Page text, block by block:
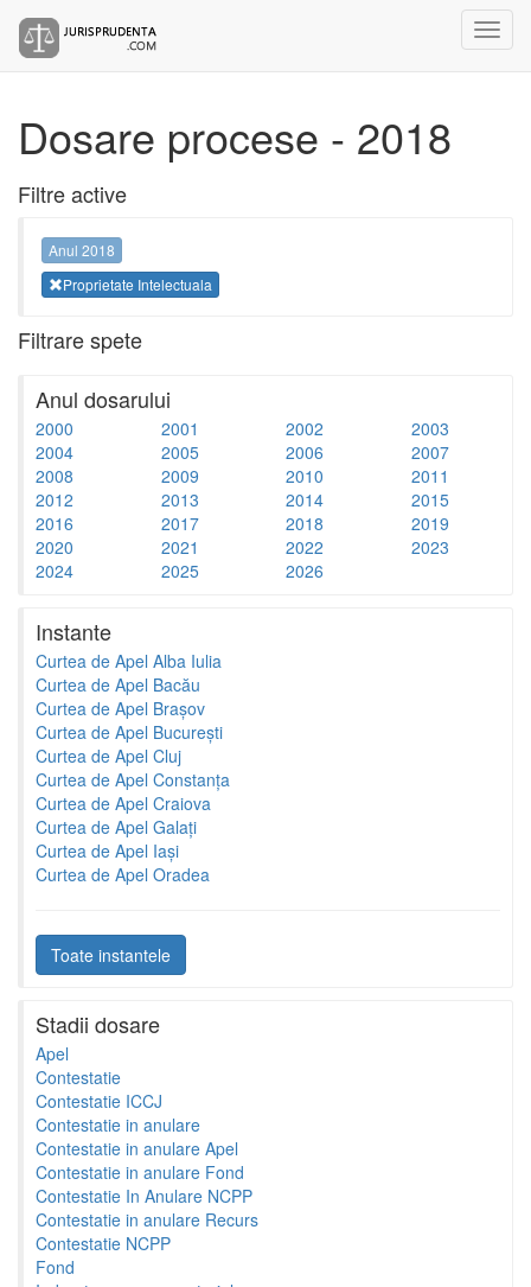
Dosare procese - 2018
Filtre active
Anul 2018
Proprietate Intelectuala
Filtrare spete
Anul dosarului
2000 2001 2002
2003
2004
2005 2006
2007
2008
2009 2010
2011
2012
2013 2014
2015
2016
2017 2018
2019
2020
2021 2022
2023
2024
2025 2026
Instante
Curtea de Apel Alba Iulia
Curtea de Apel Bacău
Curtea de Apel Brașov
Curtea de Apel București
Curtea de Apel Cluj
Curtea de Apel Constanța
Curtea de Apel Craiova
Curtea de Apel Galați
Curtea de Apel Iași
Curtea de Apel Oradea
Toate instantele
Stadii dosare
Apel
Contestatie
Contestatie ICCJ
Contestatie in anulare
Contestatie in anulare Apel
Contestatie in anulare Fond
Contestatie In Anulare NCPP
Contestatie in anulare Recurs
Contestatie NCPP
Fond